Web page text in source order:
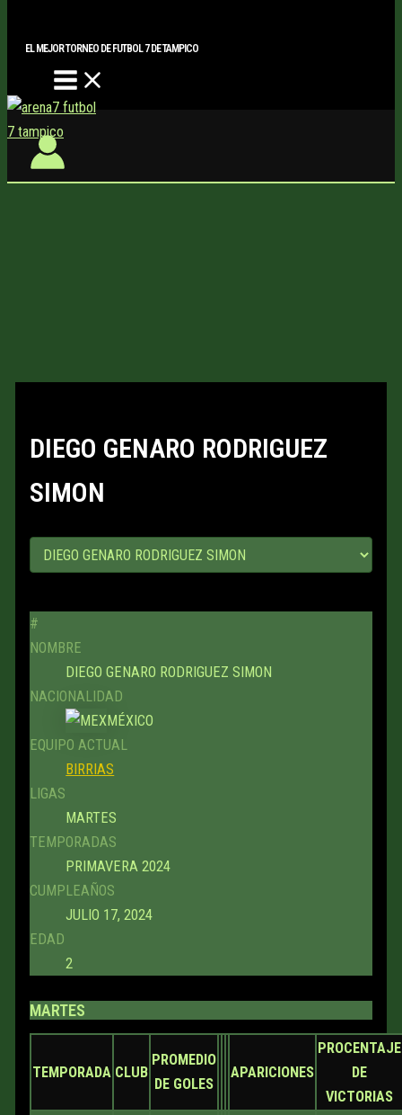
EL MEJOR TORNEO DE FUTBOL 7 DE TAMPICO
DIEGO GENARO RODRIGUEZ
SIMON
#
NOMBRE
DIEGO GENARO RODRIGUEZ SIMON
NACIONALIDAD
MÉXICO
EQUIPO ACTUAL
BIRRIAS
LIGAS
MARTES
TEMPORADAS
PRIMAVERA 2024
CUMPLEAÑOS
JULIO 17, 2024
EDAD
2
MARTES
TEMPORADA CLUB
PROMEDIO
DE GOLES
APARICIONES
PROCENTAJE
DE
VICTORIAS